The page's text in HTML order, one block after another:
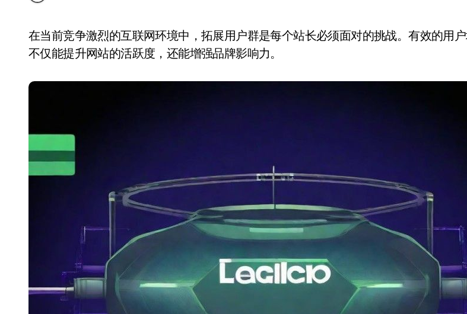
在当前竞争激烈的互联网环境中，拓展用户群是每个站长必须面对的挑战。有效的用户增长策略
不仅能提升网站的活跃度，还能增强品牌影响力。